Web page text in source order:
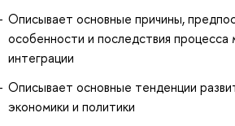
Описывает основные причины,
особенности и последствия
интеграции
Описывает основные тенденции
экономики и политики